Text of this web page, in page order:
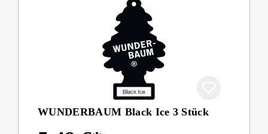
WUNDERBAUM Black Ice 3 Stück